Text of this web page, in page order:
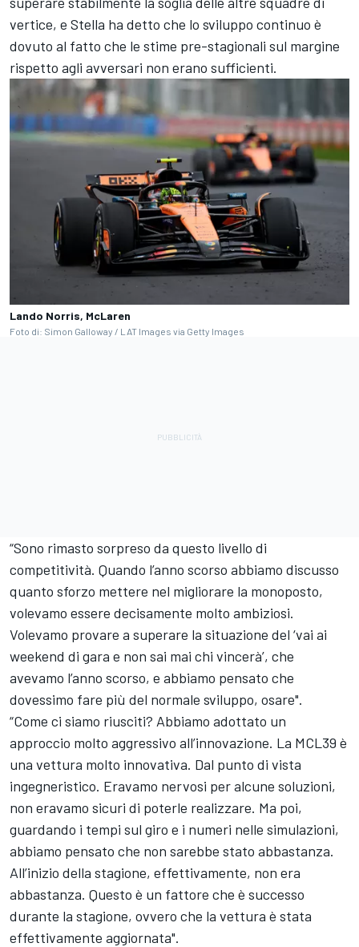
vertice, e Stella ha detto che lo sviluppo continuo è
dovuto al fatto che le stime pre-stagionali sul margine
rispetto agli avversari non erano sufficienti.
Lando Norris, McLaren
Foto di: Simon Galloway / LAT Images via Getty Images
“Sono rimasto sorpreso da questo livello di
competitività. Quando l’anno scorso abbiamo discusso
quanto sforzo mettere nel migliorare la monoposto,
volevamo essere decisamente molto ambiziosi.
Volevamo provare a superare la situazione del ‘vai ai
weekend di gara e non sai mai chi vincerà’, che
avevamo l’anno scorso, e abbiamo pensato che
dovessimo fare più del normale sviluppo, osare".
“Come ci siamo riusciti? Abbiamo adottato un
approccio molto aggressivo all’innovazione. La MCL39 è
una vettura molto innovativa. Dal punto di vista
ingegneristico. Eravamo nervosi per alcune soluzioni,
non eravamo sicuri di poterle realizzare. Ma poi,
guardando i tempi sul giro e i numeri nelle simulazioni,
abbiamo pensato che non sarebbe stato abbastanza.
All’inizio della stagione, effettivamente, non era
abbastanza. Questo è un fattore che è successo
durante la stagione, ovvero che la vettura è stata
effettivamente aggiornata".